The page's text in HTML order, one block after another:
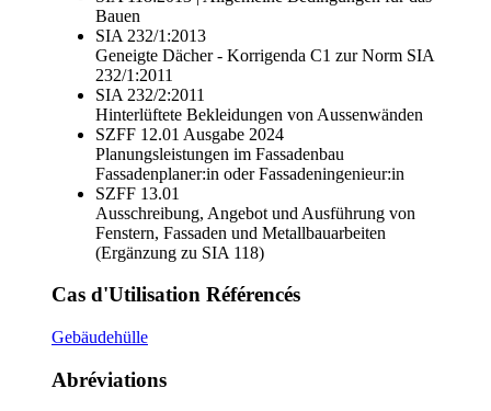
Bauen
SIA 232/1:2013
Geneigte Dächer - Korrigenda C1 zur Norm SIA
232/1:2011
SIA 232/2:2011
Hinterlüftete Bekleidungen von Aussenwänden
SZFF 12.01 Ausgabe 2024
Planungsleistungen im Fassadenbau
Fassadenplaner:in oder Fassadeningenieur:in
SZFF 13.01
Ausschreibung, Angebot und Ausführung von
Fenstern, Fassaden und Metallbauarbeiten
(Ergänzung zu SIA 118)
Cas d'Utilisation Référencés
Gebäudehülle
Abréviations